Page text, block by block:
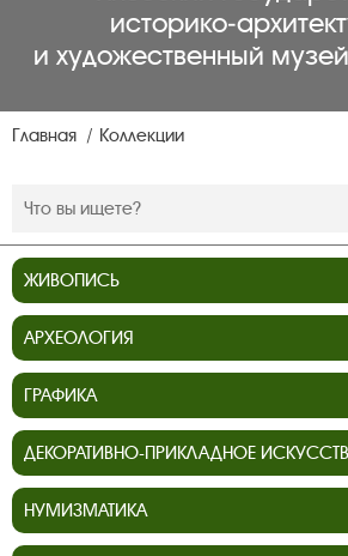
и художественный
Главная Коллекции
ЖИВОПИСЬ
АРХЕОЛОГИЯ
ГРАФИКА
ДЕКОРАТИВНО-ПРИКЛАДНОЕ
НУМИЗМАТИКА